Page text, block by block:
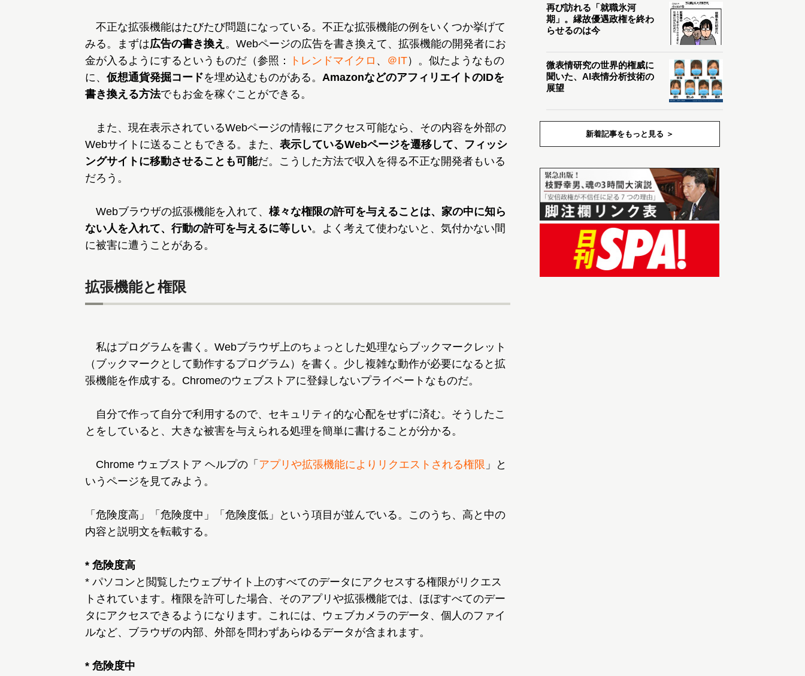
不正な拡張機能はたびたび問題になっている。不正な拡張機能の例をいくつか挙げて
みる。まずは広告の書き換え 。Webページの広告を書き換えて、拡張機能の開発者にお
金が入るようにするというものだ（参照：
トレンドマイクロ 、 ＠IT）。似たようなもの
に、仮想通貨発掘コードを埋め込むものがある。 AmazonなどのアフィリエイトのIDを
書き換える方法でもお金を稼ぐことができる。
また、現在表示されているWebページの情報にアクセス可能なら、その内容を外部の
Webサイトに送ることもできる。また、 表示しているWebページを遷移して、フィッシ
ングサイトに移動させることも可能だ。こうした方法で収入を得る不正な開発者もいる
だろう。
Webブラウザの拡張機能を入れて、 様々な権限の許可を与えることは、家の中に知ら
ない人を入れて、行動の許可を与えるに等しい。よく考えて使わないと、気付かない間
に被害に遭うことがある。
拡張機能と権限
私はプログラムを書く。Webブラウザ上のちょっとした処理ならブックマークレット
（ブックマークとして動作するプログラム）を書く。少し複雑な動作が必要になると拡
張機能を作成する。Chromeのウェブストアに登録しないプライベートなものだ。
自分で作って自分で利用するので、セキュリティ的な心配をせずに済む。そうしたこ
とをしていると、大きな被害を与えられる処理を簡単に書けることが分かる。
Chrome ウェブストア ヘルプの「 アプリや拡張機能によりリクエストされる権限 」と
いうページを見てみよう。
「危険度高」「危険度中」「危険度低」という項目が並んでいる。このうち、高と中の
内容と説明文を転載する。
* 危険度高
* パソコンと閲覧したウェブサイト上のすべてのデータにアクセスする権限がリクエス
トされています。権限を許可した場合、そのアプリや拡張機能では、ほぼすべてのデー
タにアクセスできるようになります。これには、ウェブカメラのデータ、個人のファイ
ルなど、ブラウザの内部、外部を問わずあらゆるデータが含まれます。
* 危険度中
再び訪れる「就職氷河
期」。縁故優遇政権を終わ
らせるのは今
微表情研究の世界的権威に
聞いた、AI表情分析技術の
展望
新着記事をもっと見る